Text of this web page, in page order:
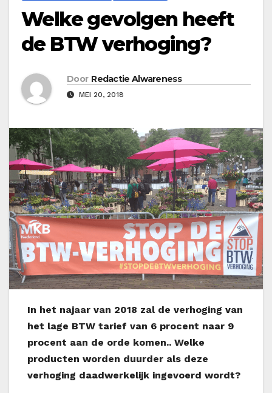
Welke gevolgen heeft
de BTW verhoging?
Door Redactie Alwareness
MEI 20, 2018
In het najaar van 2018 zal de verhoging van
het lage BTW tarief van 6 procent naar 9
procent aan de orde komen.. Welke
producten worden duurder als deze
verhoging daadwerkelijk ingevoerd wordt?